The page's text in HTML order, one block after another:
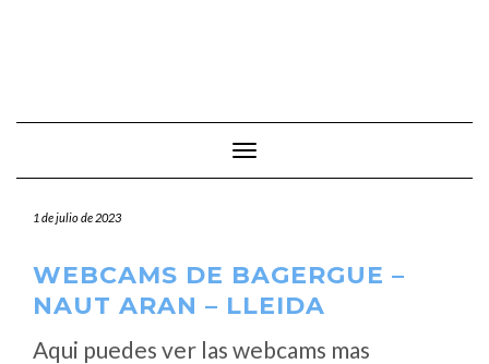
Cambiar modo de navegación
1 de julio de 2023
WEBCAMS DE BAGERGUE –
NAUT ARAN – LLEIDA
Aqui puedes ver las webcams mas